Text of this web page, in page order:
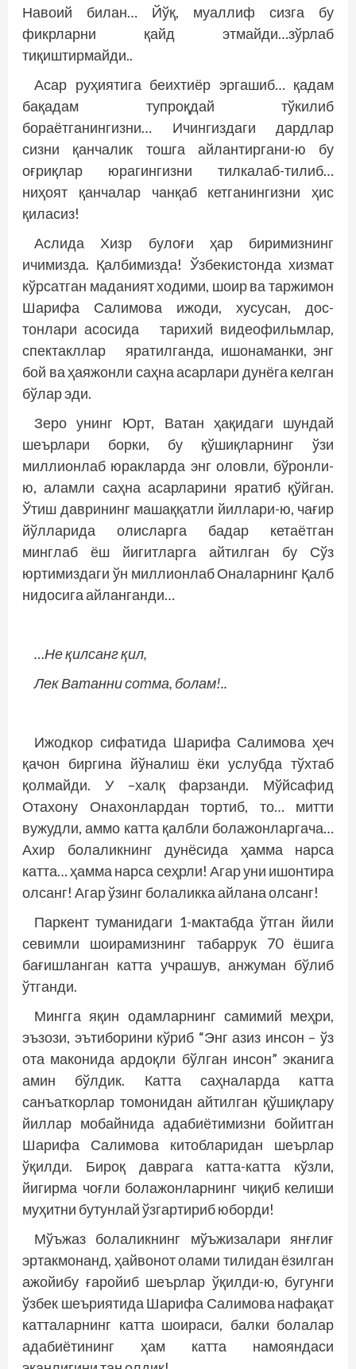
Навоий билан… Йўқ, муаллиф сизга бу
фикрларни қайд этмайди…зўрлаб
тиқиштирмайди..
Асар руҳиятига беихтиёр эргашиб… қадам
бақадам тупроқдай тўкилиб
бораётганингизни… Ичингиздаги дардлар
сизни қанчалик тошга айлантиргани-ю бу
оғриқлар юрагингизни тилкалаб-тилиб…
ниҳоят қанчалар чанқаб кетганингизни ҳис
қиласиз!
Аслида Хизр булоғи ҳар биримизнинг
ичимизда. Қалбимизда! Ўзбекистонда хизмат
кўрсатган маданият ходими, шоир ва таржимон
Шарифа Салимова ижоди, хусусан, дос­
тонлари асосида тарихий видеофильмлар,
спектакллар яратилганда, ишонаманки, энг
бой ва ҳаяжонли саҳна асарлари дунёга келган
бўлар эди.
Зеро унинг Юрт, Ватан ҳақидаги шундай
шеърлари борки, бу қўшиқларнинг ўзи
миллионлаб юракларда энг оловли, бўронли-
ю, аламли саҳна асарларини яратиб қўйган.
Ўтиш даврининг машаққатли йиллари-ю, чағир
йўлларида олисларга бадар кетаётган
минглаб ёш йигитларга айтилган бу Сўз
юртимиздаги ўн миллионлаб Оналарнинг Қалб
нидосига айланганди…
…Не қилсанг қил,
Лек Ватанни сотма, болам!..
Ижодкор сифатида Шарифа Салимова ҳеч
қачон биргина йўналиш ёки услубда тўхтаб
қолмайди. У –халқ фарзанди. Мўйсафид
Отахону Онахонлардан тортиб, то… митти
вужудли, аммо катта қалбли болажонларгача…
Ахир болаликнинг дунёсида ҳамма нарса
катта… ҳамма нарса сеҳрли! Агар уни ишонтира
олсанг! Агар ўзинг болаликка айлана олсанг!
Паркент туманидаги 1-мактабда ўтган йили
севимли шоирамизнинг табаррук 70 ёшига
бағишланган катта учрашув, анжуман бўлиб
ўтганди.
Мингга яқин одамларнинг самимий меҳри,
эъзози, эътиборини кўриб “Энг азиз инсон – ўз
ота маконида ардоқли бўлган инсон” эканига
амин бўлдик. Катта саҳналарда катта
санъаткорлар томонидан айтилган қўшиқлару
йиллар мобайнида адабиётимизни бойитган
Шарифа Салимова китобларидан шеърлар
ўқилди. Бироқ даврага катта-катта кўзли,
йигирма чоғли болажонларнинг чиқиб келиши
муҳитни бутунлай ўзгартириб юборди!
Мўъжаз болаликнинг мўъжизалари янғлиғ
эртакмонанд, ҳайвонот олами тилидан ёзилган
ажойибу ғаройиб шеърлар ўқилди-ю, бугунги
ўзбек шеъриятида Шарифа Салимова нафақат
катталарнинг катта шоираси, балки болалар
адабиётининг ҳам катта намояндаси